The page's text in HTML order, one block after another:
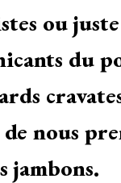
ou juste
du
de nous
jambons.